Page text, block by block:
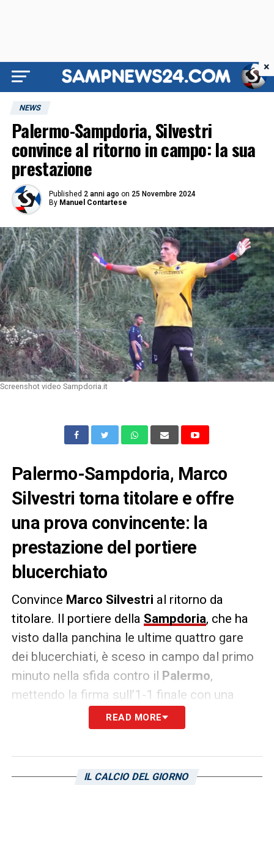
NEWS
Palermo-Sampdoria, Silvestri
convince al ritorno in campo: la sua
prestazione
Published 2 anni ago on 25 Novembre 2024
By Manuel Contartese
Screenshot video Sampdoria.it
Palermo-Sampdoria, Marco
Silvestri torna titolare e offre
una prova convincente: la
prestazione del portiere
blucerchiato
Convince Marco Silvestri al ritorno da
titolare. Il portiere della Sampdoria, che ha
visto dalla panchina le ultime quattro gare
dei blucerchiati, è sceso in campo dal primo
minuto nella sfida contro il Palermo,
mettendo la firma sull’1-1 finale con una
prestazione molto positiva.
chiamato in causa l’estremo difensore
READ MORE
IL CALCIO DEL GIORNO
×